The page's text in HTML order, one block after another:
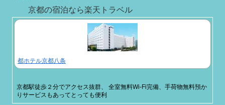
京都の宿泊なら楽天トラベル
都ホテル京都八条
京都駅徒歩２分でアクセス抜群、 全室無料Wi-Fi完備、手荷物無料預か
りサービスもあってとっても便利